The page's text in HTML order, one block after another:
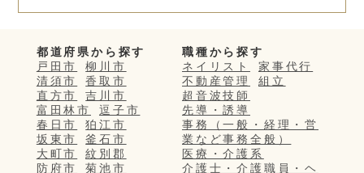
都道府県から探す
戸田市
柳川市
清須市
香取市
直方市
吉川市
富田林市
逗子市
春日市
狛江市
坂東市
釜石市
大町市
紋別郡
防府市
菊池市
職種から探す
ネイリスト
家事代行
不動産管理
組立
超音波技師
先導・誘導
事務（一般・経理・営
業など事務全般）
医療・介護系
介護士・介護職員・ヘ